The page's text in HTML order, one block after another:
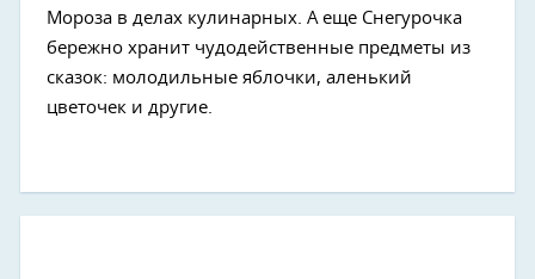
Мороза в делах кулинарных. А еще Снегурочка
бережно хранит чудодейственные предметы из
сказок: молодильные яблочки, аленький
цветочек и другие.